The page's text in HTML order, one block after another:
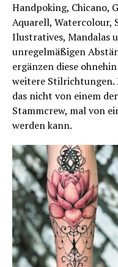
Handpoking, Chicano,
Aquarell, Watercolour,
Ilustratives, Mandalas
unregelmäßigen
ergänzen diese
weitere Stilrichtungen.
das nicht von einem
Stammcrew, mal von
werden kann.